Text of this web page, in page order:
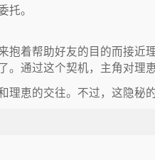
。
抱着帮助好友的目的而接
通过这个契机，主角对理
理恵的交往。不过，这隐